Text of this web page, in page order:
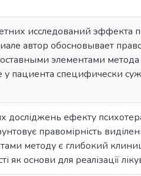
исследований эффекта
автор обосновывает
элементами
пациента специфически
досліджень ефекту
правомірність
методу є глибокий
як основи для реалізації